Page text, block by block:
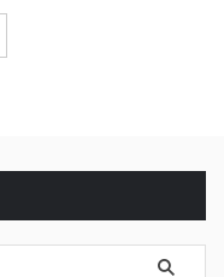
なります。新しく開通したラ
レールについては、こちらを
ください。 最近、シドニー
事で通行止めになっているの